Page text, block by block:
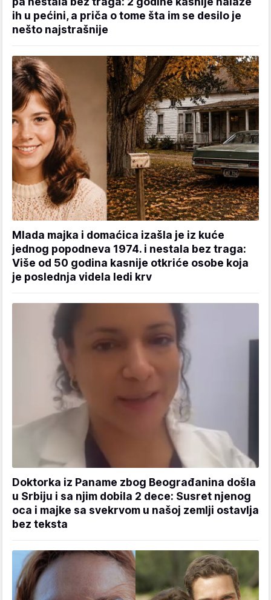
ih u pećini, a priča o tome šta im se desilo je
nešto najstrašnije
Mlada majka i domaćica izašla je iz kuće
jednog popodneva 1974. i nestala bez traga:
Više od 50 godina kasnije otkriće osobe koja
je poslednja videla ledi krv
Doktorka iz Paname zbog Beograđanina došla
u Srbiju i sa njim dobila 2 dece: Susret njenog
oca i majke sa svekrvom u našoj zemlji ostavlja
bez teksta